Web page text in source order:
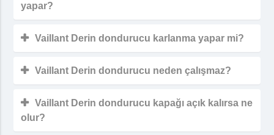
yapar?
Vaillant Derin dondurucu karlanma yapar mi?
Vaillant Derin dondurucu neden çalışmaz?
Vaillant Derin dondurucu kapağı açık kalırsa ne
olur?